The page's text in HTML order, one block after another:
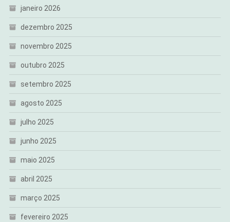
janeiro 2026
dezembro 2025
novembro 2025
outubro 2025
setembro 2025
agosto 2025
julho 2025
junho 2025
maio 2025
abril 2025
março 2025
fevereiro 2025